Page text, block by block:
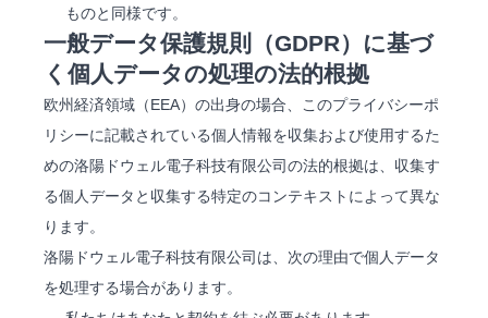
ものと同様です。
一般データ保護規則（GDPR）に基づ
く個人データの処理の法的根拠
欧州経済領域（EEA）の出身の場合、このプライバシーポ
リシーに記載されている個人情報を収集および使用するた
めの洛陽ドウェル電子科技有限公司の法的根拠は、収集す
る個人データと収集する特定のコンテキストによって異な
ります。
洛陽ドウェル電子科技有限公司は、次の理由で個人データ
を処理する場合があります。